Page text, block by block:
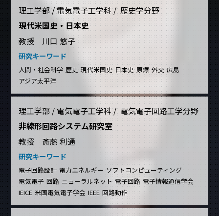
理工学部 / 電気電子工学科 / 歴史学分野
現代米国史・日本史
教授 川口 悠子
研究キーワード
人間・社会科学 歴史 現代米国史 日本史 原爆 外交 広島
アジア太平洋
理工学部 / 電気電子工学科 / 電気電子回路工学分野
非線形回路システム研究室
教授 斎藤 利通
研究キーワード
電子回路設計 電力エネルギー ソフトコンピューティング
電気電子 回路 ニューラルネット 電子回路 電子情報通信学会
IEICE 米国電気電子学会 IEEE 回路動作